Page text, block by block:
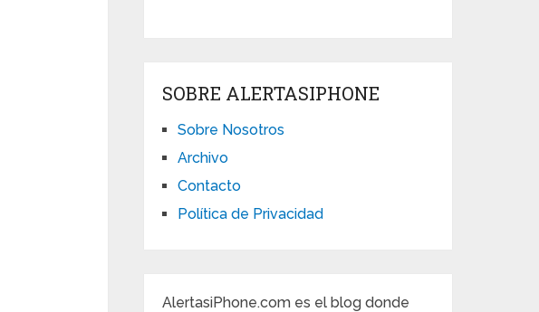
SOBRE ALERTASIPHONE
Sobre Nosotros
Archivo
Contacto
Política de Privacidad
AlertasiPhone.com es el blog donde